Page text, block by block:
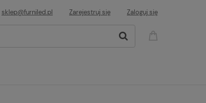
sklep@furniled.pl Zarejestruj się Zaloguj się